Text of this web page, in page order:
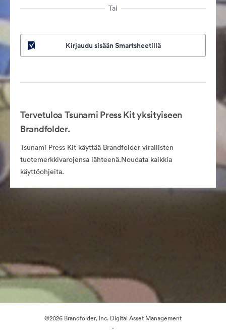
Tai
Kirjaudu sisään Smartsheetillä
Tervetuloa Tsunami Press Kit yksityiseen
Brandfolder.
Tsunami Press Kit käyttää Brandfolder virallisten
tuotemerkkivarojensa lähteenä.Noudata kaikkia
käyttöohjeita.
©2026 Brandfolder, Inc. Digital Asset Management
·